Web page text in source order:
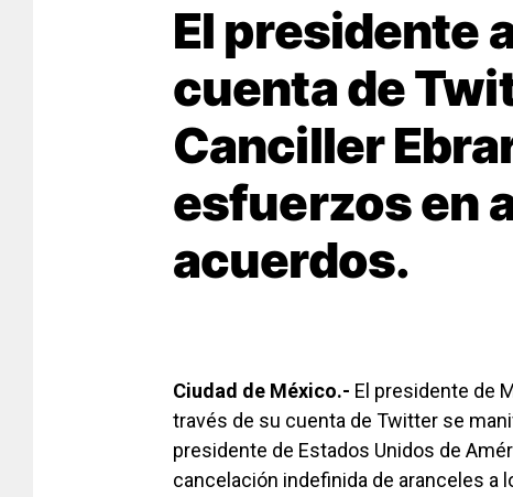
El presidente
cuenta de
Canciller
esfuerzos en
acuerdos.
Ciudad de México.- El presidente de
través de su cuenta de Twitter se
presidente de Estados Unidos de
cancelación indefinida de aranceles a